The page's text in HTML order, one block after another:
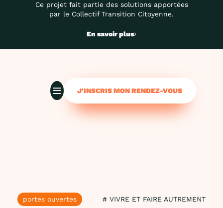
Ce projet fait partie des solutions apportées
par le Collectif Transition Citoyenne.
En savoir plus
J'INSCRIS MON RENDEZ-VOUS
portes ouvertes # VIVRE ET FAIRE AUTREMENT